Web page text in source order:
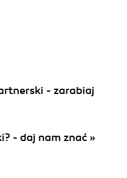
- zarabiaj
- daj nam znać »